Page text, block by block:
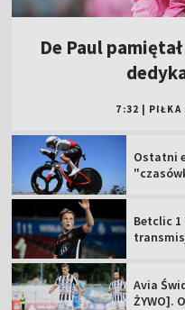
De Paul
7:32 PIŁKA
Ostatni
Betclic
Avia
ŻYWO].